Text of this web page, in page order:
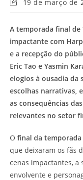
post:
19 de março de
A temporada final de
impactante com
e a recepção do
Eric Tao e Yasmin
elogios à ousadia da
escolhas narrativas,
as consequências
relevantes no setor
O final da temporada
que deixaram os fãs
cenas impactantes, a
envolvente e